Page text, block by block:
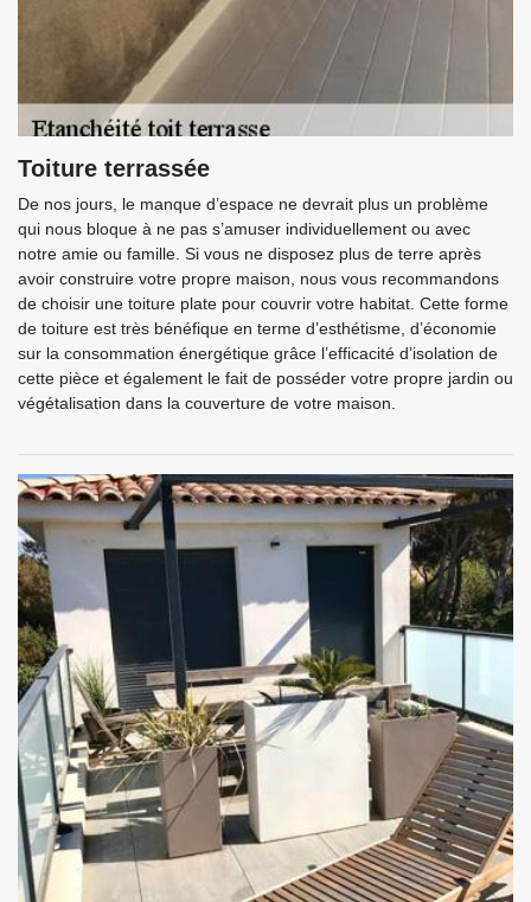
Toiture terrassée
De nos jours, le manque d’espace ne devrait plus un problème
qui nous bloque à ne pas s’amuser individuellement ou avec
notre amie ou famille. Si vous ne disposez plus de terre après
avoir construire votre propre maison, nous vous recommandons
de choisir une toiture plate pour couvrir votre habitat. Cette forme
de toiture est très bénéfique en terme d’esthétisme, d’économie
sur la consommation énergétique grâce l’efficacité d’isolation de
cette pièce et également le fait de posséder votre propre jardin ou
végétalisation dans la couverture de votre maison.